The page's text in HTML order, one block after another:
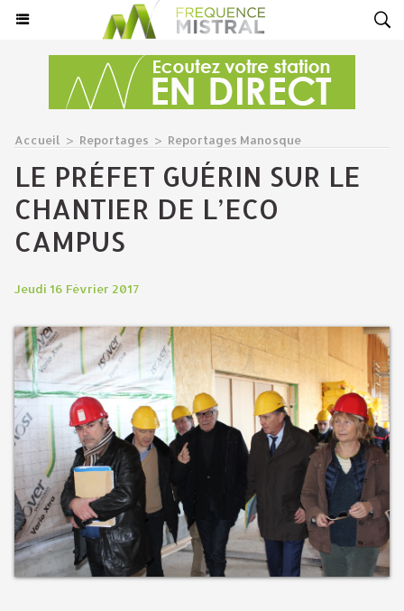
Accueil > Reportages > Reportages Manosque
LE PRÉFET GUÉRIN SUR LE
CHANTIER DE L’ECO
CAMPUS
Jeudi 16 Février 2017